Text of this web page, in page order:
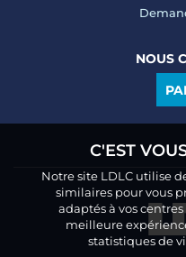
NOUS
C'EST
Notre site LDLC utilise
similaires pour vous
adaptés à vos
meilleure
statistiques de